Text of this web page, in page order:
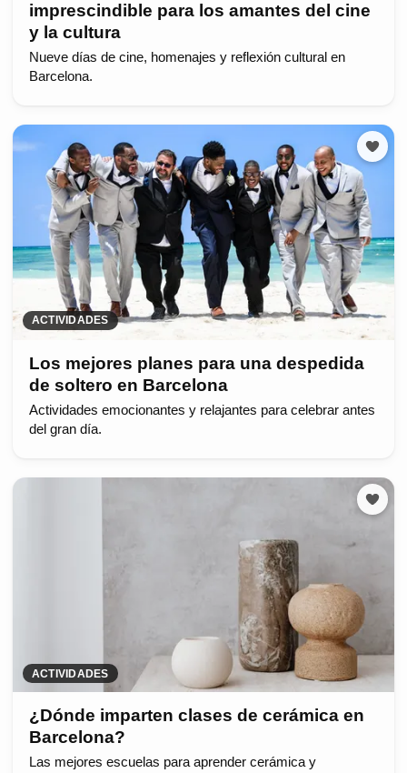
imprescindible para los amantes del cine
y la cultura
Nueve días de cine, homenajes y reflexión cultural en
Barcelona.
ACTIVIDADES
Los mejores planes para una despedida
de soltero en Barcelona
Actividades emocionantes y relajantes para celebrar antes
del gran día.
ACTIVIDADES
¿Dónde imparten clases de cerámica en
Barcelona?
Las mejores escuelas para aprender cerámica y